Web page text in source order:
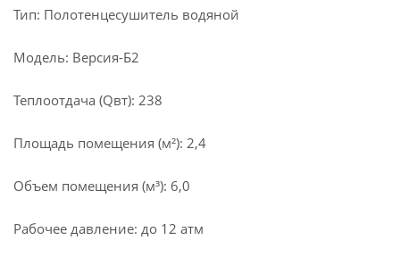
Тип: Полотенцесушитель водяной
Модель: Версия-Б2
Теплоотдача (Qвт): 238
Площадь помещения (м²): 2,4
Объем помещения (м³): 6,0
Рабочее давление: до 12 атм